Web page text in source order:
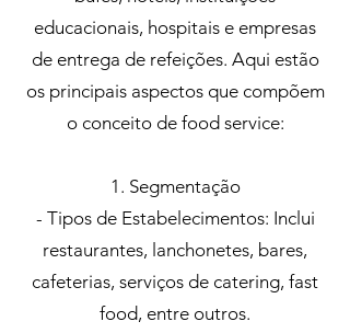
educacionais, hospitais e empresas
de entrega de refeições. Aqui estão
os principais aspectos que compõem
o conceito de food service:
1. Segmentação
- Tipos de Estabelecimentos: Inclui
restaurantes, lanchonetes, bares,
cafeterias, serviços de catering, fast
food, entre outros.